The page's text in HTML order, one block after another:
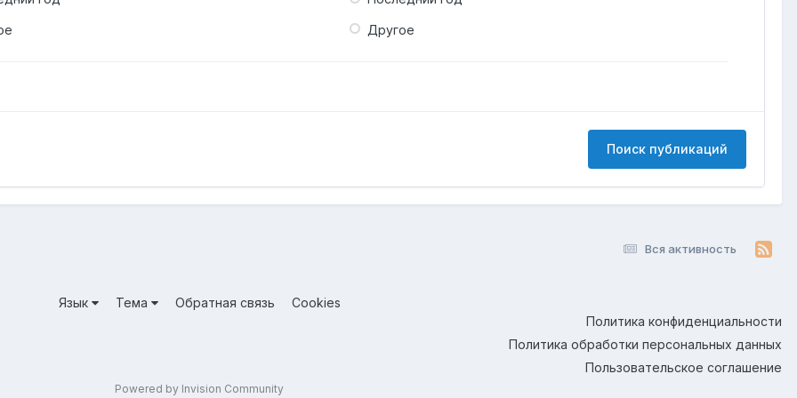
Другое
Поиск публикаций
Вся активность
Язык Тема Обратная связь
Cookies
Политика конфиденциальности
Политика обработки персональных данных
Пользовательское соглашение
Powered by Invision Community